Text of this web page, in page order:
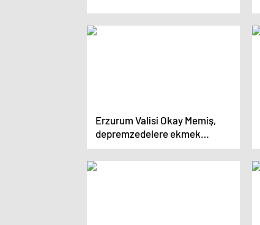
Erzurum Valisi Okay Memiş,
depremzedelere ekmek
gönderen Karayazılı kadınlara
teşekkür etti